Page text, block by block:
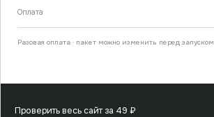
Оплата
Разовая оплата · пакет можно изменить перед запуском
Проверить весь сайт за 49 ₽